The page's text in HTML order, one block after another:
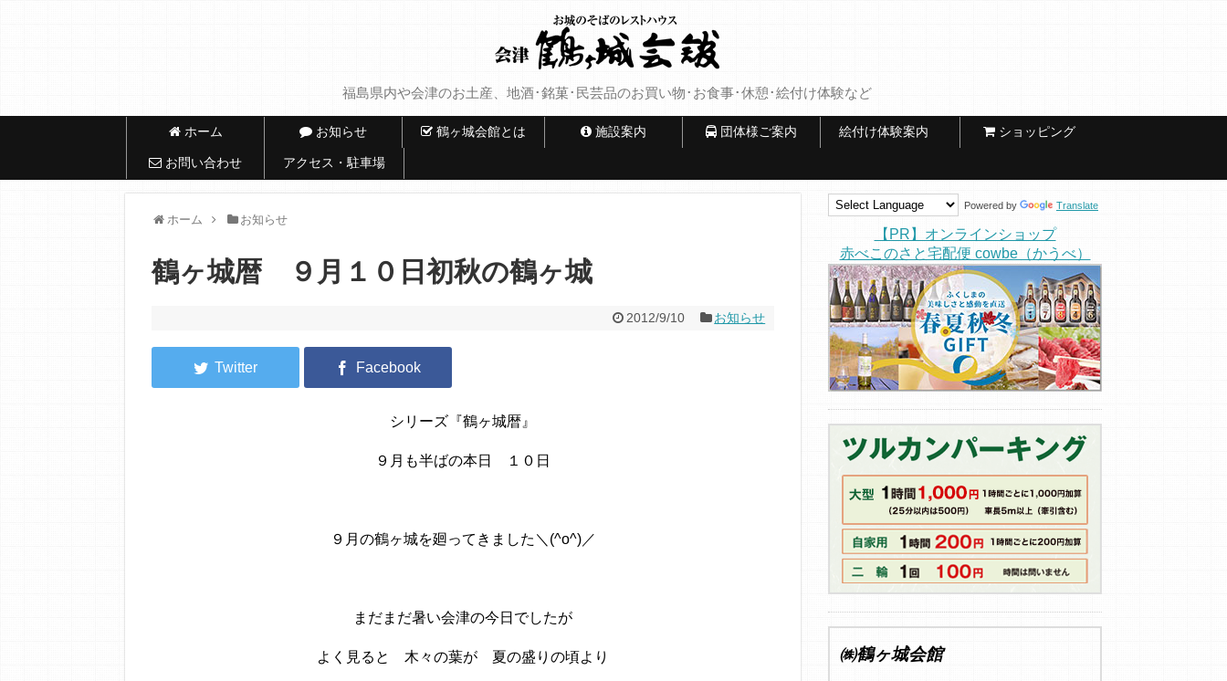
福島県内や会津のお土産、地酒･銘菓･民芸品のお買い物･お食事･休憩･絵付け体験など
ホーム お知らせ 鶴ヶ城会館とは 施設案内 団体様ご案内 絵付け体験案内 ショッピング
お問い合わせ アクセス・駐車場
ホーム お知らせ
鶴ヶ城暦 ９月１０日初秋の鶴ヶ城
2012/9/10 お知らせ
シリーズ『鶴ヶ城暦』
９月も半ばの本日 １０日
９月の鶴ヶ城を廻ってきました＼(^o^)／
まだまだ暑い会津の今日でしたが
よく見ると 木々の葉が 夏の盛りの頃より
Powered by Translate
【PR】オンラインショップ
赤べこのさと宅配便 cowbe（かうべ）
㈱鶴ヶ城会館